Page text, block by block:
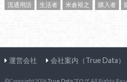
流通用語
生活者 米倉裕之 購入者
運営会社 会社案内（True Data）